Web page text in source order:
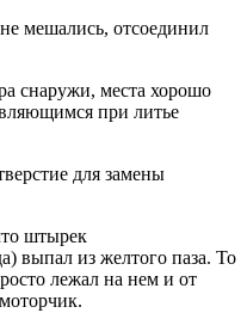
мешались, отсоединил
снаружи, места хорошо
при литье
для замены
штырек
выпал из желтого паза. То
лежал на нем и от